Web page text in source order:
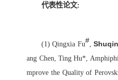
代表性论文:
(1)Qingxia Fu#,
ang Chen, Ting Hu*,
mprove the Quality of